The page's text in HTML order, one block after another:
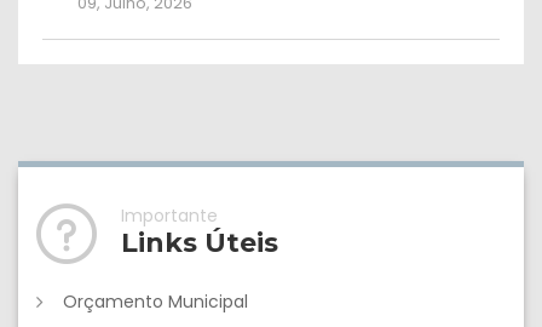
Importante
Links Úteis
Orçamento Municipal